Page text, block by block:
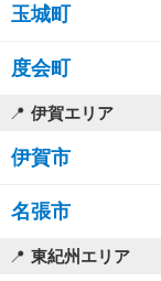
玉城町
度会町
伊賀エリア
伊賀市
名張市
東紀州エリア